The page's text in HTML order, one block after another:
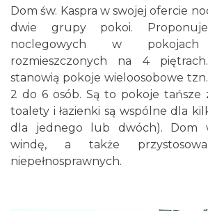
Dom św. Kaspra w swojej ofercie
dwie grupy pokoi.
noclegowych w
rozmieszczonych na 4
stanowią pokoje wieloosobowe
2 do 6 osób. Są to pokoje tańsze
toalety i łazienki są wspólne dla
dla jednego lub dwóch). Dom
windę, a także
niepełnosprawnych.